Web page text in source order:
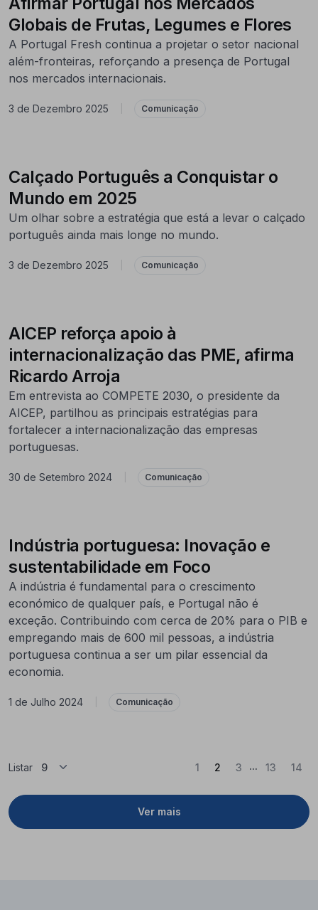
Globais de Frutas, Legumes e Flores
A Portugal Fresh continua a projetar o setor nacional
além-fronteiras, reforçando a presença de Portugal
nos mercados internacionais.
3 de Dezembro 2025 Comunicação
Calçado Português a Conquistar o
Mundo em 2025
Um olhar sobre a estratégia que está a levar o calçado
português ainda mais longe no mundo.
3 de Dezembro 2025 Comunicação
AICEP reforça apoio à
internacionalização das PME, afirma
Ricardo Arroja
Em entrevista ao COMPETE 2030, o presidente da
AICEP, partilhou as principais estratégias para
fortalecer a internacionalização das empresas
portuguesas.
30 de Setembro 2024 Comunicação
Indústria portuguesa: Inovação e
sustentabilidade em Foco
A indústria é fundamental para o crescimento
económico de qualquer país, e Portugal não é
exceção. Contribuindo com cerca de 20% para o PIB e
empregando mais de 600 mil pessoas, a indústria
portuguesa continua a ser um pilar essencial da
economia.
1 de Julho 2024 Comunicação
Listar
Ver mais
1 2 (Atual)
3 ... 13 14